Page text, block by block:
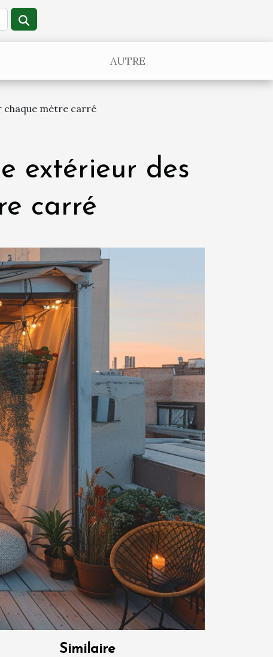
AUTRE
chaque mètre carré
extérieur des
carré
Similaire